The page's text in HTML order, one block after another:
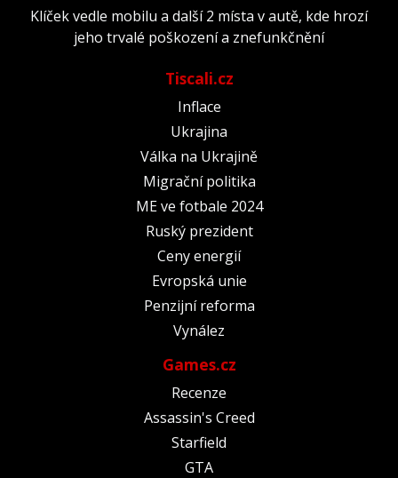
Klíček vedle mobilu a další 2 místa v autě, kde hrozí
jeho trvalé poškození a znefunkčnění
Tiscali.cz
Inflace
Ukrajina
Válka na Ukrajině
Migrační politika
ME ve fotbale 2024
Ruský prezident
Ceny energií
Evropská unie
Penzijní reforma
Vynález
Games.cz
Recenze
Assassin's Creed
Starfield
GTA